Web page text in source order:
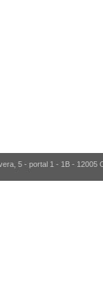
5 - portal 1 - 1B - 12005